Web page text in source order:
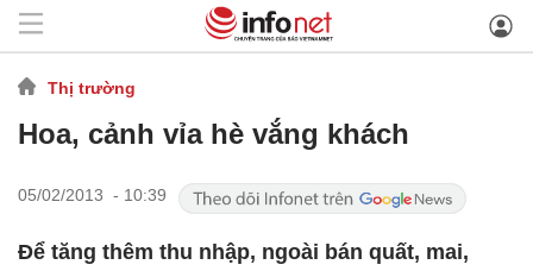
Thị trường
Hoa, cảnh vỉa hè vắng khách
05/02/2013 - 10:39
Để tăng thêm thu nhập, ngoài bán quất, mai,